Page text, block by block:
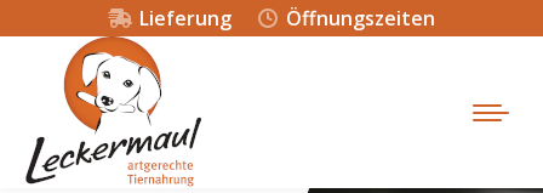
Lieferung Öffnungszeiten